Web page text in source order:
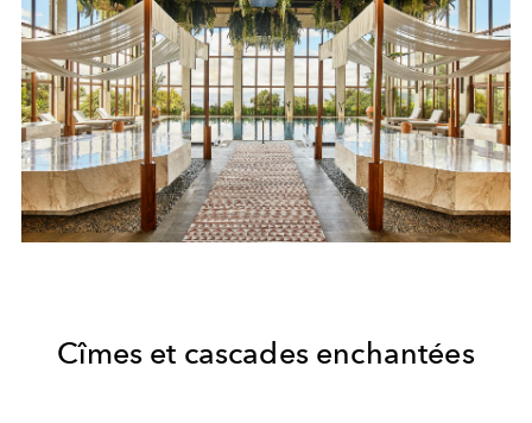
Cîmes et cascades enchantées